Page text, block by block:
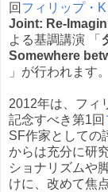
回 フィリップ・
Joint: Re-
よる基調講演 「
Somewhere
」が行われます。
2012年は、フィ
記念すべき第1回
SF作家としての
からは充分に研
ショナリズムや
けに、改めて焦